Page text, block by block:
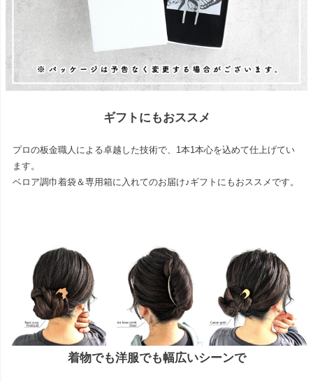
ギフトにもおススメ
プロの板金職人による卓越した技術で、1本1本心を込めて仕上げてい
ます。
ベロア調巾着袋＆専用箱に入れてのお届け♪ギフトにもおススメです。
着物でも洋服でも幅広いシーンで